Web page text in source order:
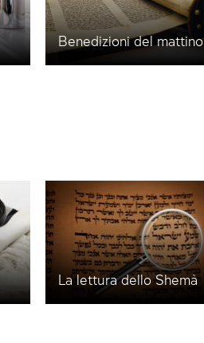
Benedizioni del mattino
La lettura dello Shemà